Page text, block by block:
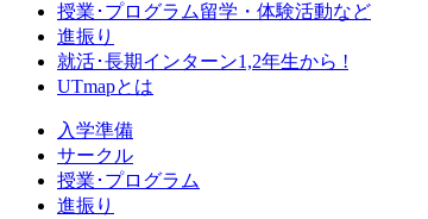
授業･プログラム留学・体験活動など
進振り
就活･長期インターン1,2年生から !
UTmapとは
入学準備
サークル
授業･プログラム
進振り